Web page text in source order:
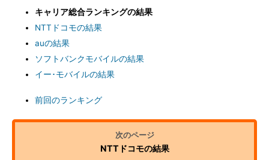
キャリア総合ランキングの結果
NTTドコモの結果
auの結果
ソフトバンクモバイルの結果
イー･モバイルの結果
前回のランキング
NTTドコモの結果